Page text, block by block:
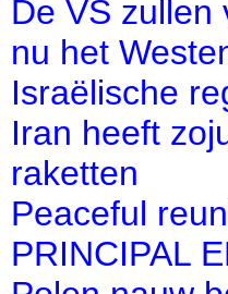
De VS
nu het
Israëlische
Iran heeft
raketten
Peaceful
PRINCIPAL